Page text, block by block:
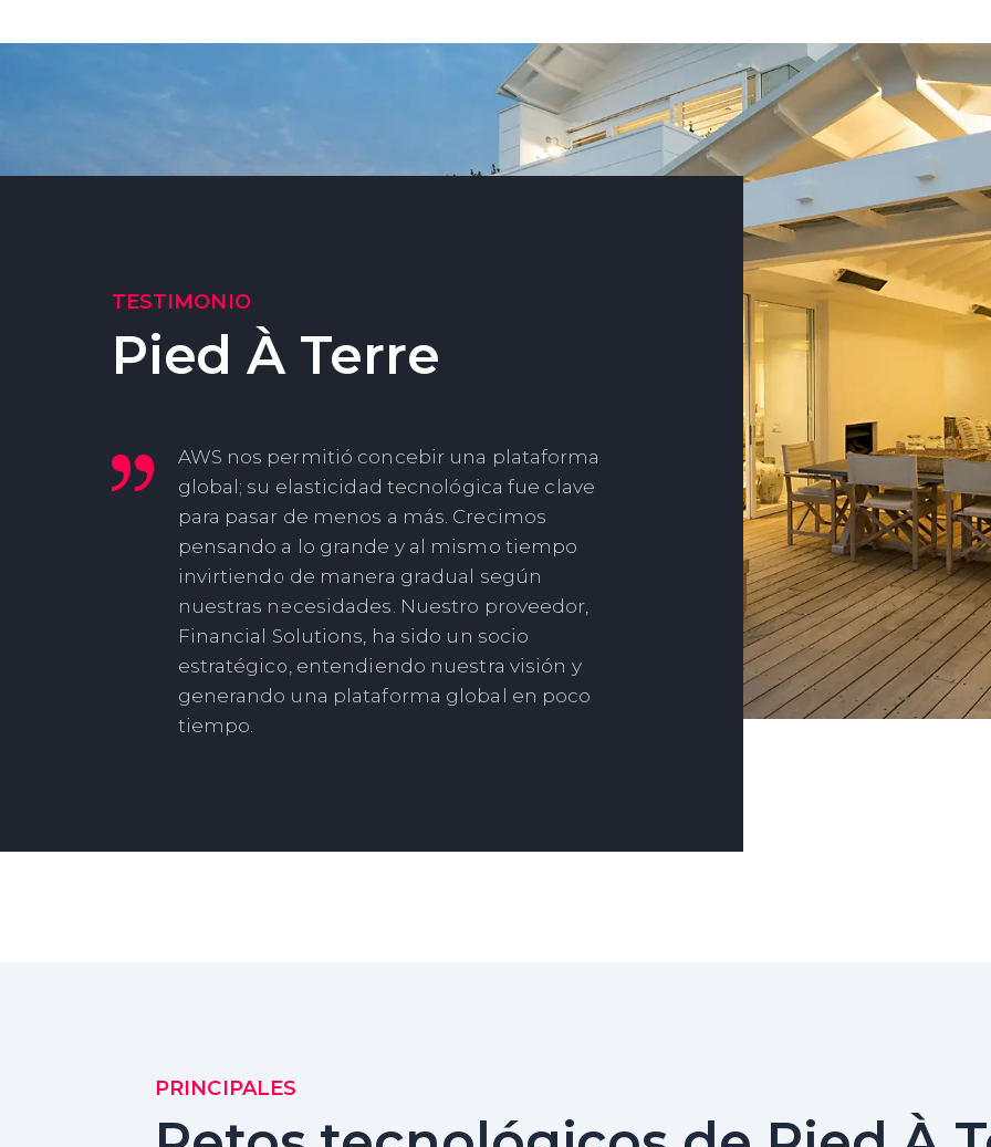
TESTIMONIO
Pied À Terre
AWS nos permitió concebir una plataforma
global; su elasticidad tecnológica fue clave
para pasar de menos a más. Crecimos
pensando a lo grande y al mismo tiempo
invirtiendo de manera gradual según
nuestras necesidades. Nuestro proveedor,
Financial Solutions, ha sido un socio
estratégico, entendiendo nuestra visión y
generando una plataforma global en poco
tiempo.
PRINCIPALES